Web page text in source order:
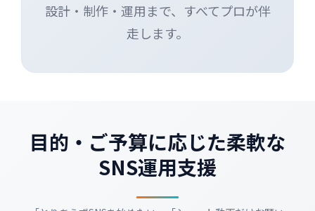
設計・制作・運用まで、すべてプロが伴
走します。
目的・ご予算に応じた柔軟な
SNS運用支援